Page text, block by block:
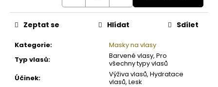
Kategorie:
Masky na vlasy
Typ vlasů:
Barvené vlasy, Pro
všechny typy vlasů
Účinek:
Výživa vlasů, Hydratace
vlasů, Lesk
Zeptat se Hlídat Sdílet